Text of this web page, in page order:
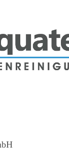
wichtig?